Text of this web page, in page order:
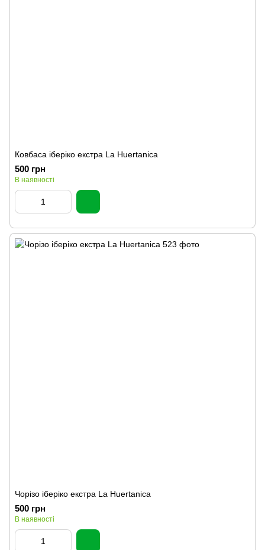
Ковбаса іберіко екстра La Huertanica
500 грн
В наявності
Чорізо іберіко екстра La Huertanica
500 грн
В наявності